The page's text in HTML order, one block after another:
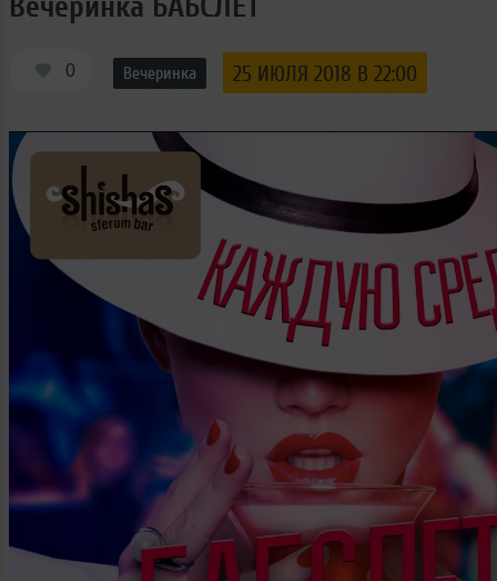
0 Вечеринка 25 ИЮЛЯ 2018 В 22:00